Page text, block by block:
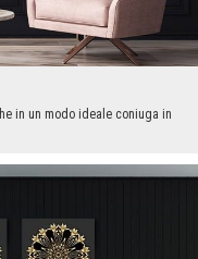
in un modo ideale coniuga in